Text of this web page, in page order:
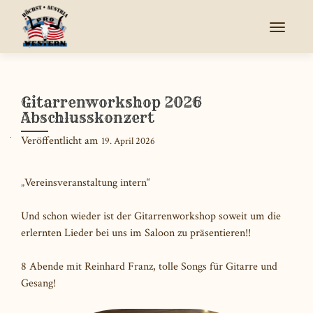
Gitarrenworkshop 2026
Abschlusskonzert
Veröffentlicht am 19. April 2026
„Vereinsveranstaltung intern“
Und schon wieder ist der Gitarrenworkshop soweit um die
erlernten Lieder bei uns im Saloon zu präsentieren!!
8 Abende mit Reinhard Franz, tolle Songs für Gitarre und
Gesang!